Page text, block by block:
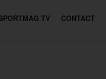
TV CONTACT